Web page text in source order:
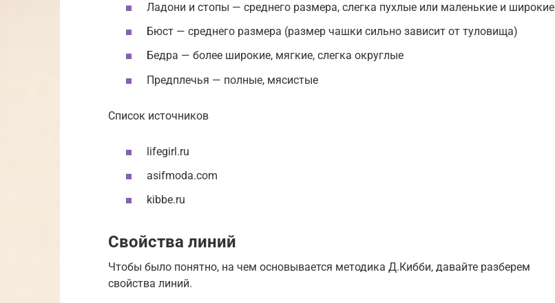
Ладони и стопы — среднего размера, слегка пухлые или маленькие и широкие
Бюст — среднего размера (размер чашки сильно зависит от туловища)
Бедра — более широкие, мягкие, слегка округлые
Предплечья — полные, мясистые
Список источников
lifegirl.ru
asifmoda.com
kibbe.ru
Свойства линий
Чтобы было понятно, на чем основывается методика Д.Кибби, давайте разберем
свойства линий.